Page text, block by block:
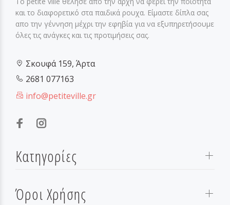
και το διαφορετικό στα παιδικά ρουχα. Είμαστε δίπλα σας
απο την γέννηση μέχρι την εφηβία για να εξυπηρετήσουμε
όλες τις ανάγκες και τις προτιμήσεις σας.
Σκουφά 159, Άρτα
2681 077163
info@petiteville.gr
Κατηγορίες
Όροι Χρήσης